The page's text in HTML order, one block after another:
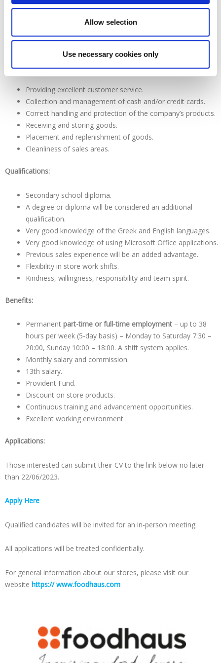
Allow selection
Use necessary cookies only
epic dishes and all this with quality ingredients, then you are a
foodhaus lover and we want you in our Team! Come share your
on our fresh food by applying today.
Duties:
Providing excellent customer service.
Collection and management of cash and/or credit cards.
Correct handling and protection of the company’s products.
Receiving and storing goods.
Placement and replenishment of goods.
Cleanliness of sales areas.
Qualifications:
Secondary school diploma.
A degree or diploma will be considered an additional
qualification.
Very good knowledge of the Greek and English languages.
Very good knowledge of using Microsoft Office applications.
Previous sales experience will be an added advantage.
Flexibility in store work shifts.
Kindness, willingness, responsibility and team spirit.
Benefits:
Permanent part-time or full-time employment – up to 38
hours per week (5-day basis) – Monday to Saturday 7:30 –
20:00, Sunday 10:00 – 18:00. A shift system applies.
Monthly salary and commission.
13th salary.
Provident Fund.
Discount on store products.
Continuous training and advancement opportunities.
Excellent working environment.
Applications:
Those interested can submit their CV to the link below no later
than 22/06/2023.
Apply Here
Qualified candidates will be invited for an in-person meeting.
All applications will be treated confidentially.
For general information about our stores, please visit our
website https:// www.foodhaus.com